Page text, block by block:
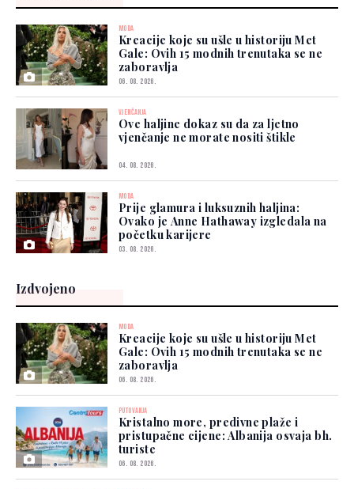
MODA
Kreacije koje su ušle u historiju Met
Gale: Ovih 15 modnih trenutaka se ne
zaboravlja
06. 08. 2026.
VJENČANJA
Ove haljine dokaz su da za ljetno
vjenčanje ne morate nositi štikle
04. 08. 2026.
MODA
Prije glamura i luksuznih haljina:
Ovako je Anne Hathaway izgledala na
početku karijere
03. 08. 2026.
Izdvojeno
MODA
Kreacije koje su ušle u historiju Met
Gale: Ovih 15 modnih trenutaka se ne
zaboravlja
06. 08. 2026.
PUTOVANJA
Kristalno more, predivne plaže i
pristupačne cijene: Albanija osvaja bh.
turiste
06. 08. 2026.